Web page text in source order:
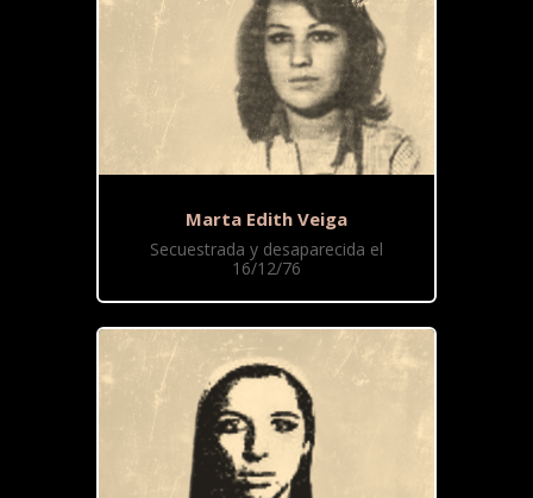
Marta Edith Veiga
Secuestrada y desaparecida el
16/12/76